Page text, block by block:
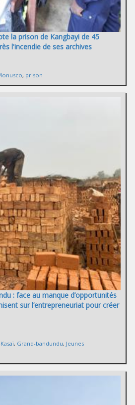
la prison de Kangbayi de 45
l'incendie de ses archives
, prison
: face au manque d’opportunités
sur l’entrepreneuriat pour créer
, Grand-bandundu, Jeunes